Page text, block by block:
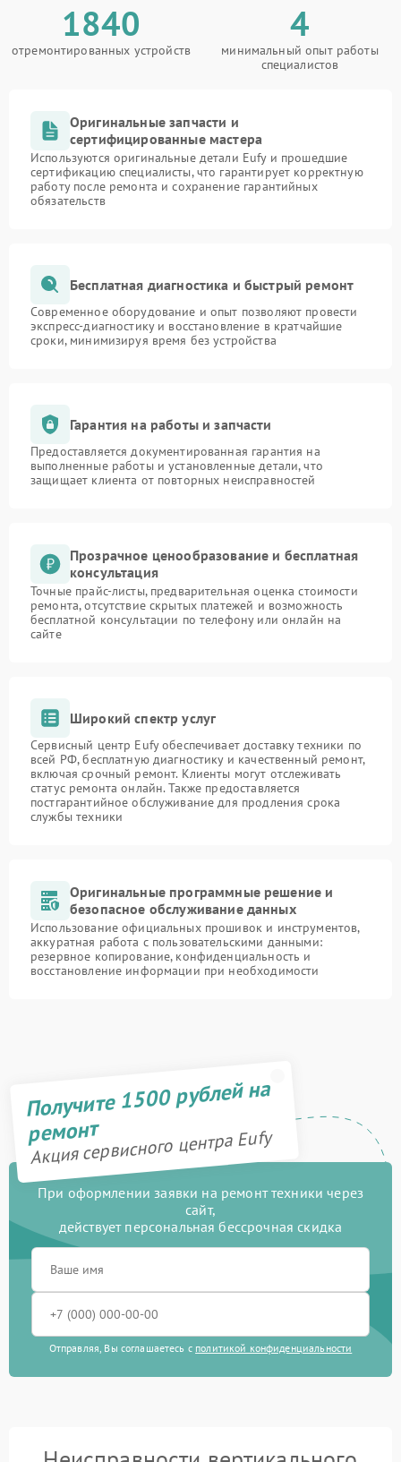
1840
отремонтированных устройств
4
минимальный опыт работы
специалистов
Оригинальные запчасти и
сертифицированные мастера
Используются оригинальные детали Eufy и прошедшие
сертификацию специалисты, что гарантирует корректную
работу после ремонта и сохранение гарантийных
обязательств
Бесплатная диагностика и быстрый ремонт
Современное оборудование и опыт позволяют провести
экспресс-диагностику и восстановление в кратчайшие
сроки, минимизируя время без устройства
Гарантия на работы и запчасти
Предоставляется документированная гарантия на
выполненные работы и установленные детали, что
защищает клиента от повторных неисправностей
Прозрачное ценообразование и бесплатная
консультация
Точные прайс-листы, предварительная оценка стоимости
ремонта, отсутствие скрытых платежей и возможность
бесплатной консультации по телефону или онлайн на
сайте
Широкий спектр услуг
Сервисный центр Eufy обеспечивает доставку техники по
всей РФ, бесплатную диагностику и качественный ремонт,
включая срочный ремонт. Клиенты могут отслеживать
статус ремонта онлайн. Также предоставляется
постгарантийное обслуживание для продления срока
службы техники
Оригинальные программные решение и
безопасное обслуживание данных
Использование официальных прошивок и инструментов,
аккуратная работа с пользовательскими данными:
резервное копирование, конфиденциальность и
восстановление информации при необходимости
Получите 1500 рублей на
ремонт
Акция сервисного центра Eufy
При оформлении заявки на ремонт техники через
сайт,
действует персональная бессрочная скидка
Отправляя, Вы соглашаетесь с политикой конфиденциальности